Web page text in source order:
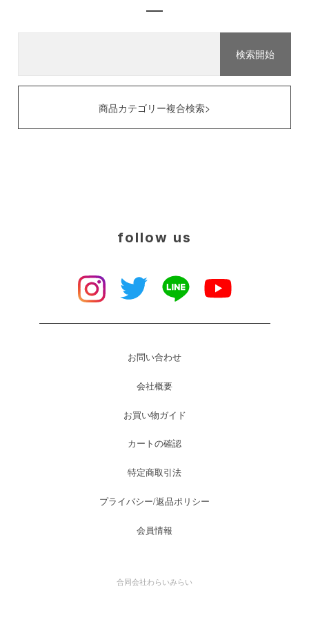
商品カテゴリー複合検索>
follow us
お問い合わせ
会社概要
お買い物ガイド
カートの確認
特定商取引法
プライバシー/返品ポリシー
会員情報
合同会社わらいみらい